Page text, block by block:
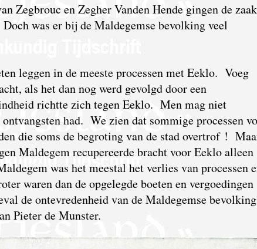
Zegbrouc en Zegher Vanden Hende gingen de zaak
was er bij de Maldegemse bevolking veel
leggen in de meeste processen met Eeklo. Voeg
als het dan nog werd gevolgd door een
richtte zich tegen Eeklo. Men mag niet
had. We zien dat sommige processen
die soms de begroting van de stad overtrof !
Maldegem recupereerde bracht voor Eeklo alleen
was het meestal het verlies van processen
waren dan de opgelegde boeten en vergoedingen
de ontevredenheid van de Maldegemse bevolking
Pieter de Munster.